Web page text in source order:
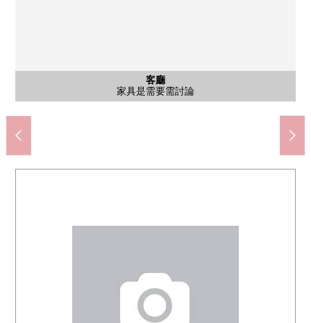
客廳
家具是需要需討論
外觀
客廳
家具是需要需討論
客廳
家具是需要需討論
廚房
家具是需要需討論
廚房
家具是需要需討論
陽台
從陽台希望東南一側
室內
約10張塌塌米西式房間
室內
約10張塌塌米西式房間
室內
約6.0張塌塌米西式房間
室內
約6.0張塌塌米西式房間
洗臉
公共汽車
廁所
門口
入口
其他當地
停車場入口
停車場
停車場
其他當地
鄰接公園"如意谷北公園"
箕面市立萱野北小學(約950m)
步行12分鐘。
箕面市立第2中學(約1300m)
步行17分鐘。
Coop小Luminouce箕面(約350m)
步行5分鐘。
箕面如意谷郵局(約900m)
步行12分鐘。
山手公園(約220m)
步行3分鐘。
minoo球桿商城(約1500m)
步行19分鐘。